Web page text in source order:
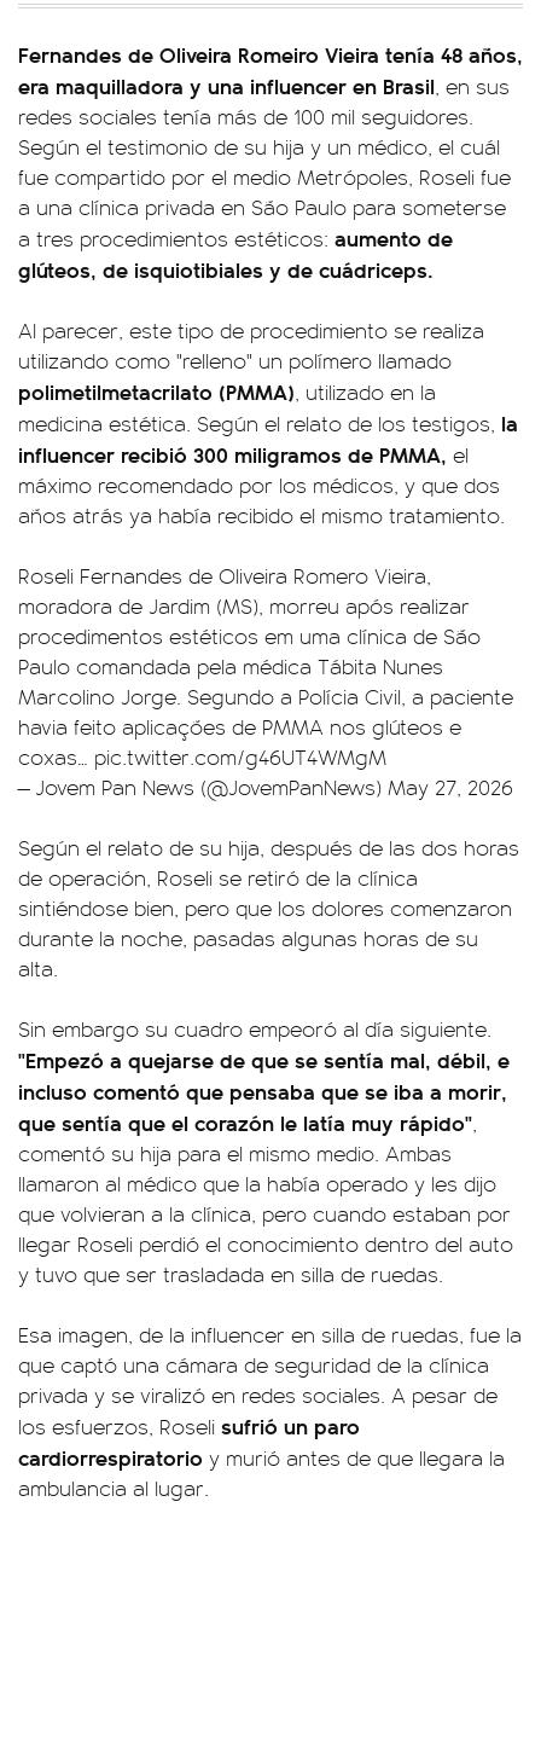
Fernandes de Oliveira Romeiro Vieira tenía 48 años,
era maquilladora y una influencer en Brasil, en sus
redes sociales tenía más de 100 mil seguidores.
Según el testimonio de su hija y un médico, el cuál
fue compartido por el medio Metrópoles, Roseli fue
a una clínica privada en São Paulo para someterse
a tres procedimientos estéticos: aumento de
glúteos, de isquiotibiales y de cuádriceps.
Al parecer, este tipo de procedimiento se realiza
utilizando como "relleno" un polímero llamado
polimetilmetacrilato (PMMA), utilizado en la
medicina estética. Según el relato de los testigos, la
influencer recibió 300 miligramos de PMMA, el
máximo recomendado por los médicos, y que dos
años atrás ya había recibido el mismo tratamiento.
Roseli Fernandes de Oliveira Romero Vieira,
moradora de Jardim (MS), morreu após realizar
procedimentos estéticos em uma clínica de São
Paulo comandada pela médica Tábita Nunes
Marcolino Jorge. Segundo a Polícia Civil, a paciente
havia feito aplicações de PMMA nos glúteos e
coxas… pic.twitter.com/g46UT4WMgM
— Jovem Pan News (@JovemPanNews) May 27, 2026
Según el relato de su hija, después de las dos horas
de operación, Roseli se retiró de la clínica
sintiéndose bien, pero que los dolores comenzaron
durante la noche, pasadas algunas horas de su
alta.
Sin embargo su cuadro empeoró al día siguiente.
"Empezó a quejarse de que se sentía mal, débil, e
incluso comentó que pensaba que se iba a morir,
que sentía que el corazón le latía muy rápido",
comentó su hija para el mismo medio. Ambas
llamaron al médico que la había operado y les dijo
que volvieran a la clínica, pero cuando estaban por
llegar Roseli perdió el conocimiento dentro del auto
y tuvo que ser trasladada en silla de ruedas.
Esa imagen, de la influencer en silla de ruedas, fue la
que captó una cámara de seguridad de la clínica
privada y se viralizó en redes sociales. A pesar de
los esfuerzos, Roseli sufrió un paro
cardiorrespiratorio y murió antes de que llegara la
ambulancia al lugar.